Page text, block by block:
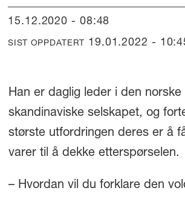
15.12.2020 - 08:48
SIST OPPDATERT 19.01.2022 -
Han er daglig leder i den
skandinaviske selskapet, og
største utfordringen deres er å
varer til å dekke etterspørselen.
– Hvordan vil du forklare den